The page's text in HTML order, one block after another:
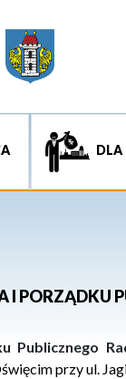
DLA
I PORZĄDKU
Publicznego
przy ul.